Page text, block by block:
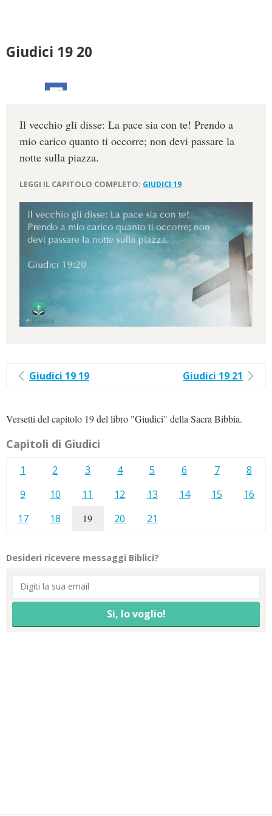
Giudici 19 20
Il vecchio gli disse: La pace sia con te! Prendo a
mio carico quanto ti occorre; non devi passare la
notte sulla piazza.
LEGGI IL CAPITOLO COMPLETO: GIUDICI 19
Giudici 19 19 Giudici 19 21
Versetti del capitolo 19 del libro "Giudici" della Sacra Bibbia.
Capitoli di Giudici
1 2 3 4 5 6 7
8
9
10 11 12 13 14 15
16
17
18 19 20 21
Desideri ricevere messaggi Biblici?